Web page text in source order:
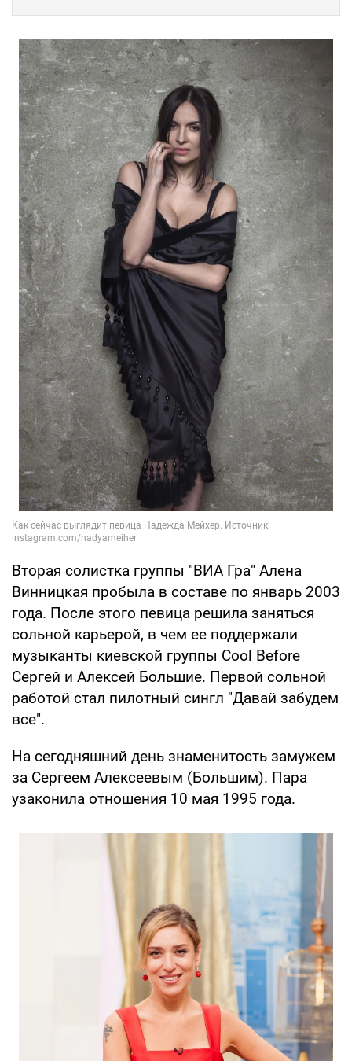
Вторая солистка группы "ВИА Гра" Алена
Винницкая пробыла в составе по январь 2003
года. После этого певица решила заняться
сольной карьерой, в чем ее поддержали
музыканты киевской группы Cool Before
Сергей и Алексей Большие. Первой сольной
работой стал пилотный сингл "Давай забудем
все".
На сегодняшний день знаменитость замужем
за Сергеем Алексеевым (Большим). Пара
узаконила отношения 10 мая 1995 года.